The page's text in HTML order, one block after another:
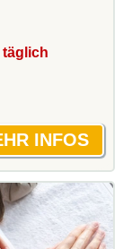
täglich